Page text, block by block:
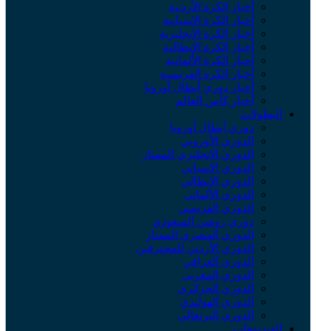
أخبار الكرة الأردنية
أخبار الكرة الإسبانية
أخبار الكرة الإنجليزية
أخبار الكرة الإيطالية
أخبار الكرة الألمانية
أخبار الكرة الفرنسية
أخبار دوري أبطال أوروبا
أخبار كأس العالم
البطولات
دوري أبطال أوروبا
الدوري الأوروبي
الدوري الإنجليزي الممتاز
الدوري الإسباني
الدوري الإيطالي
الدوري الألماني
الدوري الفرنسي
دوري روشن السعودي
الدوري المصري الممتاز
الدوري الأردني للمحترفين
الدوري العراقي
الدوري المغربي
الدوري الجزائري
الدوري الهولندي
الدوري البرتغالي
الفيديوهات